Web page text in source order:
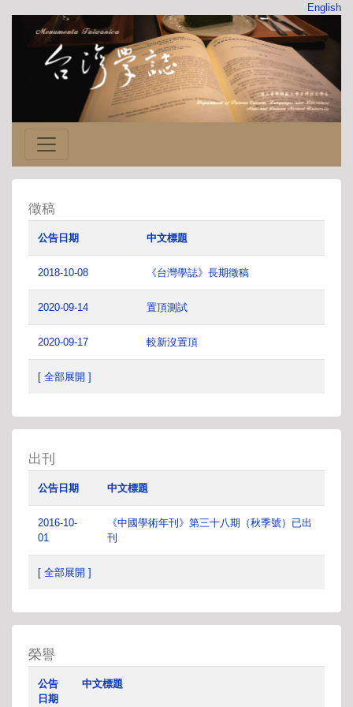
English
徵稿
公告日期 中文標題
2018-10-08 《台灣學誌》長期徵稿
2020-09-14 置頂測試
2020-09-17 較新沒置頂
[ 全部展開 ]
出刊
公告日期 中文標題
2016-10-
01
《中國學術年刊》第三十八期（秋季號）已出
刊
[ 全部展開 ]
榮譽
公告
日期
中文標題